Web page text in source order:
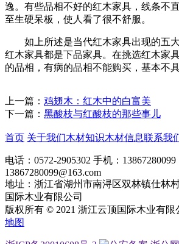
逸。有些品相不好的红木家具，线条不
至生硬呆板，使人看了很不舒服。
如上所述是当代红木家具出现的五大
红木家具都是下品家具。在挑选红木家
的品相，有病的品相不能购买，基本不
上一篇： 鸡翅木：红木中的白富美
下一篇： 黑酸枝与红酸枝的那些事儿
首页 关于我们木材知识木材信息联系我
电话：0572-2905302 手机：13867280099
13867280099@163.com
地址：浙江省湖州市南浔区双林镇仕林
国际木业有限公司
版权所有 © 2021 浙江云顶国际木业有限
地图